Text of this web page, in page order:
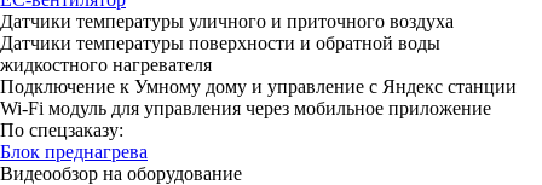
Датчики температуры уличного и приточного воздуха
Датчики температуры поверхности и обратной воды
жидкостного нагревателя
Подключение к Умному дому и управление с Яндекс станции
Wi-Fi модуль для управления через мобильное приложение
По спецзаказу:
Блок преднагрева
Видеообзор на оборудование